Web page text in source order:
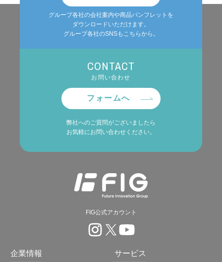
グループ各社の会社案内や商品パンフレットを
ダウンロードいただけます。
グループ各社のSNSもこちらから。
CONTACT
お問い合わせ
フォームへ
弊社へのご質問がございましたら
お気軽にお問い合わせください。
FIG公式アカウント
企業情報 サービス